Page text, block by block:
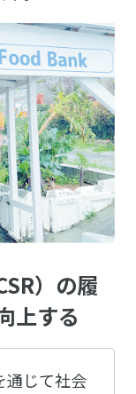
）の履
上する
通じて社会